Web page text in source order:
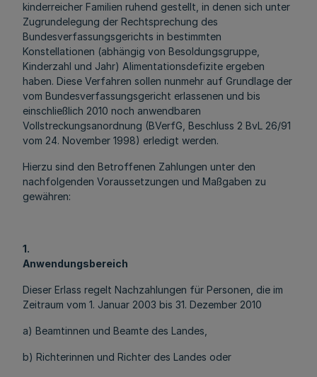
kinderreicher Familien ruhend gestellt, in denen sich unter
Zugrundelegung der Rechtsprechung des
Bundesverfassungsgerichts in bestimmten
Konstellationen (abhängig von Besoldungsgruppe,
Kinderzahl und Jahr) Alimentationsdefizite ergeben
haben. Diese Verfahren sollen nunmehr auf Grundlage der
vom Bundesverfassungsgericht erlassenen und bis
einschließlich 2010 noch anwendbaren
Vollstreckungsanordnung (BVerfG, Beschluss 2 BvL 26/91
vom 24. November 1998) erledigt werden.
Hierzu sind den Betroffenen Zahlungen unter den
nachfolgenden Voraussetzungen und Maßgaben zu
gewähren:
1.
Anwendungsbereich
Dieser Erlass regelt Nachzahlungen für Personen, die im
Zeitraum vom 1. Januar 2003 bis 31. Dezember 2010
a) Beamtinnen und Beamte des Landes,
b) Richterinnen und Richter des Landes oder